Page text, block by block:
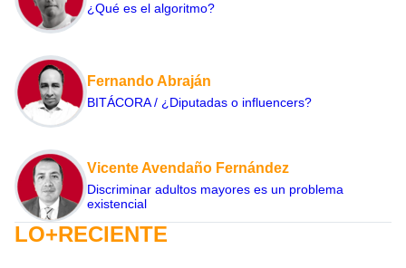
¿Qué es el algoritmo?
Fernando Abraján
BITÁCORA / ¿Diputadas o influencers?
Vicente Avendaño Fernández
Discriminar adultos mayores es un problema
existencial
LO+RECIENTE